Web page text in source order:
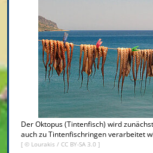
Der Oktopus (Tintenfisch) wird
auch zu Tintenfischringen verarbeitet
[ © Lourakis / CC BY-SA 3.0 ]